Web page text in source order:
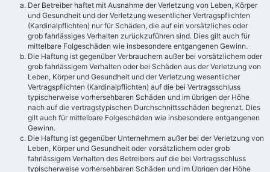
Der Betreiber haftet mit Ausnahme der Verletzung von Leben, Körper
und Gesundheit und der Verletzung wesentlicher Vertragspflichten
(Kardinalpflichten) nur für Schäden, die auf ein vorsätzliches oder
grob fahrlässiges Verhalten zurückzuführen sind. Dies gilt auch für
mittelbare Folgeschäden wie insbesondere entgangenen Gewinn.
Die Haftung ist gegenüber Verbrauchern außer bei vorsätzlichem oder
grob fahrlässigem Verhalten oder bei Schäden aus der Verletzung von
Leben, Körper und Gesundheit und der Verletzung wesentlicher
Vertragspflichten (Kardinalpflichten) auf die bei Vertragsschluss
typischerweise vorhersehbaren Schäden und im übrigen der Höhe
nach auf die vertragstypischen Durchschnittsschäden begrenzt. Dies
gilt auch für mittelbare Folgeschäden wie insbesondere entgangenen
Gewinn.
Die Haftung ist gegenüber Unternehmern außer bei der Verletzung von
Leben, Körper und Gesundheit oder vorsätzlichem oder grob
fahrlässigem Verhalten des Betreibers auf die bei Vertragsschluss
typischerweise vorhersehbaren Schäden und im Übrigen der Höhe